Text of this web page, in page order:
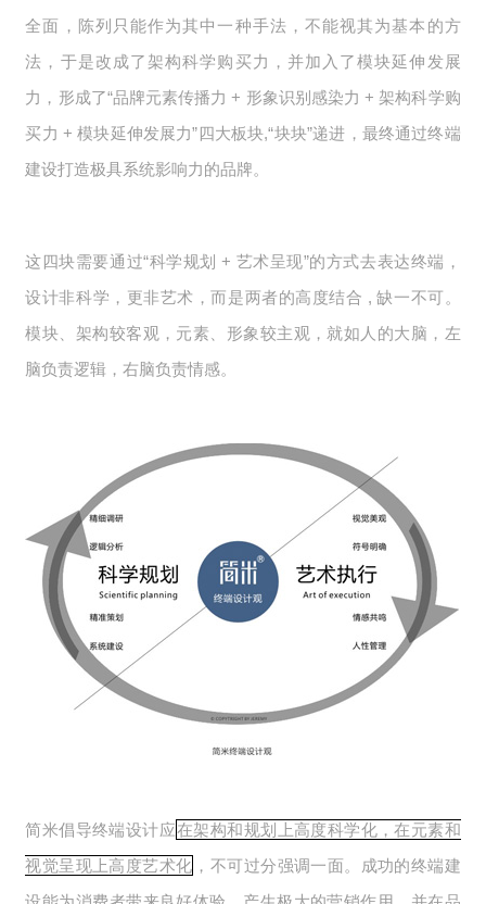
全面，陈列只能作为其中一种手法，不能视其为基本的方
法，于是改成了架构科学购买力，并加入了模块延伸发展
力，形成了“品牌元素传播力 + 形象识别感染力 + 架构科学购
买力 + 模块延伸发展力”四大板块,“块块”递进，最终通过终端
建设打造极具系统影响力的品牌。
这四块需要通过“科学规划 + 艺术呈现”的方式去表达终端，
设计非科学，更非艺术，而是两者的高度结合 , 缺一不可。
模块、架构较客观，元素、形象较主观，就如人的大脑，左
脑负责逻辑，右脑负责情感。
简米倡导终端设计应在架构和规划上高度科学化，在元素和
视觉呈现上高度艺术化 ，不可过分强调一面。成功的终端建